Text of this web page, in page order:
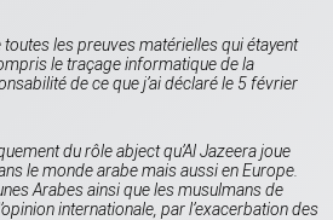
les preuves matérielles qui étayent
le traçage informatique de la
de ce que j’ai déclaré le 5 février
du rôle abject qu’Al Jazeerajoue
le monde arabe mais aussi en Europe.
Arabes ainsi que les musulmans de
internationale, par l’exacerbation des